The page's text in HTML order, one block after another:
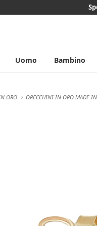
Uomo Bambino
ORO ORECCHINI IN ORO MADE